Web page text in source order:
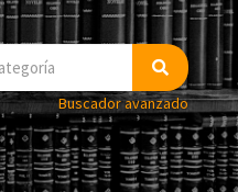
Buscador avanzado